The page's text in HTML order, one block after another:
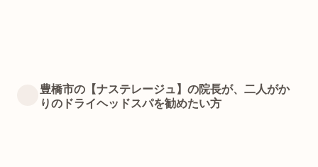
豊橋市の【ナステレージュ】の院長が、二人がか
りのドライヘッドスパを勧めたい方